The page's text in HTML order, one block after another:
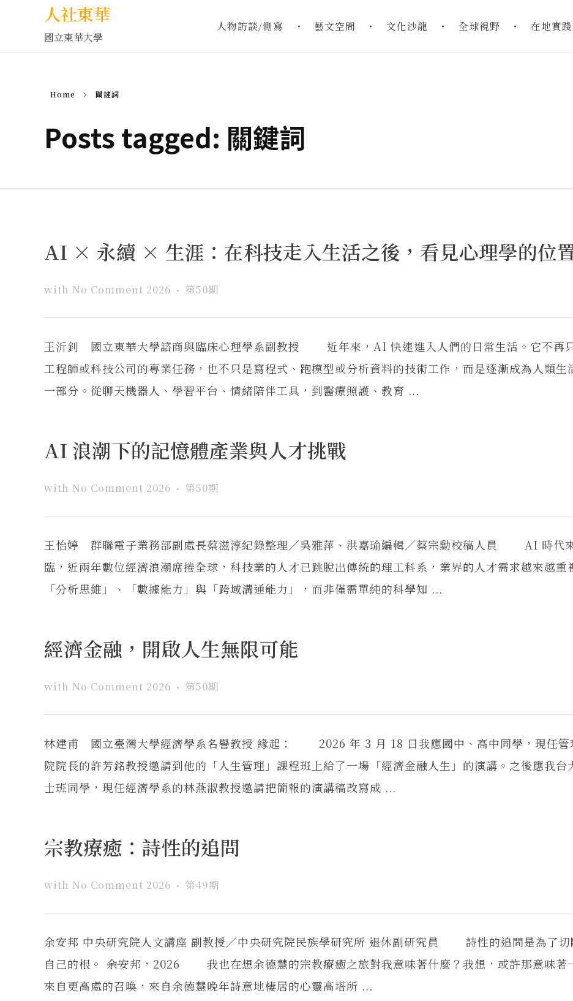
人社東華
國立東華大學
人物訪談/側寫 藝文空間 文化沙龍 全球視野 在地實踐
Home 關鍵詞
Posts tagged: 關鍵詞
AI × 永續 × 生涯：在科技走入生活之後，看見心理學的位
with No Comment 2026 第50期
王沂釗 國立東華大學諮商與臨床心理學系副教授 近年來，AI 快速進入人們的日常生活。它不再
工程師或科技公司的專業任務，也不只是寫程式、跑模型或分析資料的技術工作，而是逐漸成為人類生
一部分。從聊天機器人、學習平台、情緒陪伴工具，到醫療照護、教育 ...
AI 浪潮下的記憶體產業與人才挑戰
with No Comment 2026 第50期
王怡婷 群聯電子業務部副處長蔡滋淳紀錄整理／吳雅萍、洪嘉瑜編輯／蔡宗勳校稿人員 AI 時代
臨，近兩年數位經濟浪潮席捲全球，科技業的人才已跳脫出傳統的理工科系，業界的人才需求越來越重
「分析思維」、「數據能力」與「跨域溝通能力」，而非僅需單純的科學知 ...
經濟金融，開啟人生無限可能
with No Comment 2026 第50期
林建甫 國立臺灣大學經濟學系名譽教授 緣起： 2026 年 3 月 18 日我應國中、高中同學，現任管
院院長的許芳銘教授邀請到他的「人生管理」課程班上給了一場「經濟金融人生」的演講。之後應我台
士班同學，現任經濟學系的林燕淑教授邀請把簡報的演講稿改寫成 ...
宗教療癒：詩性的追問
with No Comment 2026 第49期
余安邦 中央研究院人文講座 副教授／中央研究院民族學研究所 退休副研究員 詩性的追問是為了切
自己的根。 ――余安邦，2026 我也在想余德慧的宗教療癒之旅對我意味著什麼？我想，或許那意味著
來自更高處的召喚，來自余德慧晚年詩意地棲居的心靈高塔所 ...